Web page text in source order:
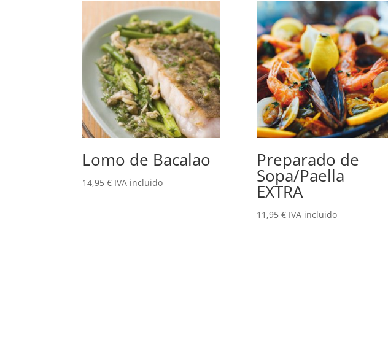
Lomo de Bacalao
14,95€ IVA incluido
Preparado de
Sopa/Paella
EXTRA
11,95 € IVA incluido